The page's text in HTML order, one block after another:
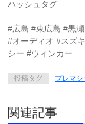
ハッシュタグ
#広島 #東広島 #黒
#オーディオ #スズ
シー #ウィンカー
投稿タグ プレマシ
関連記事